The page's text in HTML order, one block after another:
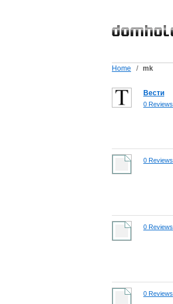
Home / mk
Вести
0 Reviews
0 Reviews
0 Reviews
0 Reviews